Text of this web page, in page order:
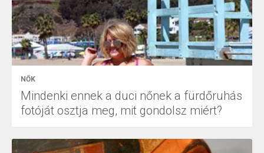
NŐK
Mindenki ennek a duci nőnek a fürdőruhás
fotóját osztja meg, mit gondolsz miért?